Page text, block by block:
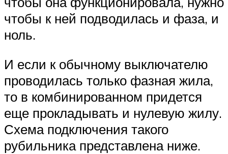
чтобы к ней подводилась и фаза, и
ноль.
И если к обычному выключателю
проводилась только фазная жила,
то в комбинированном придется
еще прокладывать и нулевую жилу.
Схема подключения такого
рубильника представлена ниже.